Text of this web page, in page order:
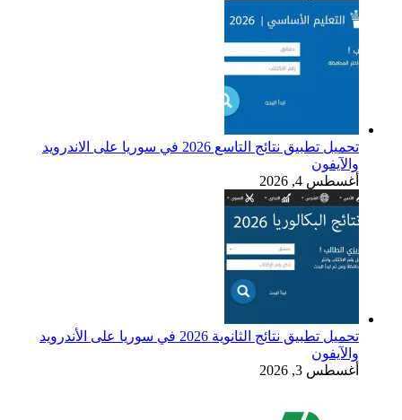
تحميل تطبيق نتائج التاسع 2026 في سوريا على الاندرويد
والآيفون
أغسطس 4, 2026
تحميل تطبيق نتائج الثانوية 2026 في سوريا على الأندرويد
والآيفون
أغسطس 3, 2026